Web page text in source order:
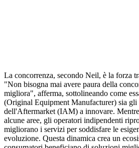
La concorrenza, secondo Neil, è la forza
"Non bisogna mai avere paura della
migliora", afferma, sottolineando come
(Original Equipment Manufacturer) sia gli
dell'Aftermarket (IAM) a innovare.
alcune aree, gli operatori indipendenti
migliorano i servizi per soddisfare le
evoluzione. Questa dinamica crea un